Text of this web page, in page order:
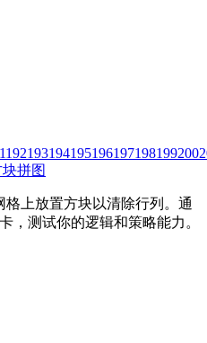
192193194195196197198199200
拼图
格上放置方块以清除行列。通
，测试你的逻辑和策略能力。